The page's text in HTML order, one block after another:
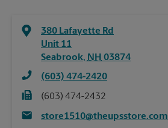
380 Lafayette Rd
Unit 11
Seabrook, NH 03874
(603) 474-2420
(603) 474-2432
store1510@theupsstore.com